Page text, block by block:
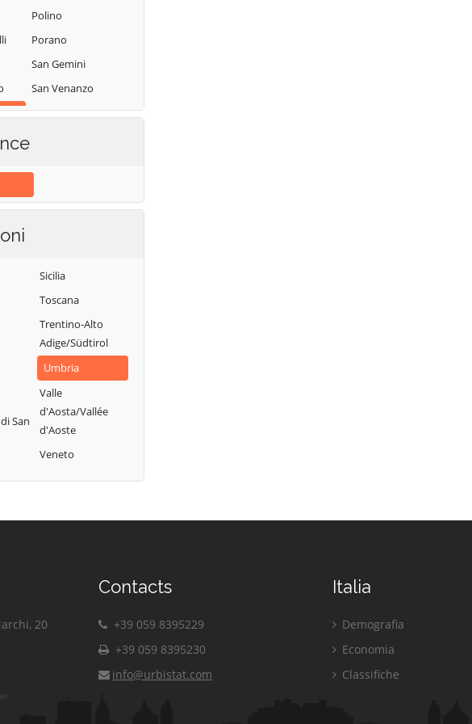
Polino
Porano
San Gemini
San Venanzo
Stroncone
San
Sicilia
Toscana
Trentino-Alto
Adige/Südtirol
Umbria
Valle
d'Aosta/Vallée
d'Aoste
Veneto
20
Contacts
+39 059 8395229
+39 059 8395230
info@urbistat.com
Italia
Demografia
Economia
Classifiche